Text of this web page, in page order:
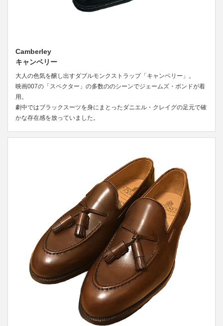
Camberley
キャンベリー
大人の色気を醸し出すダブルモンクストラップ「キャンベリー」。
映画007の「スペクター」の多数ののシーンでジェームズ・ボンドが着
用。
劇中ではブラックスーツを身にまとったダニエル・クレイグの足元で確
かな存在感を放っていました。